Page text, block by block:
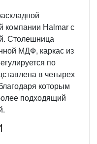
компании Halmar с
Столешница
МДФ, каркас из
по
в четырех
которым
подходящий